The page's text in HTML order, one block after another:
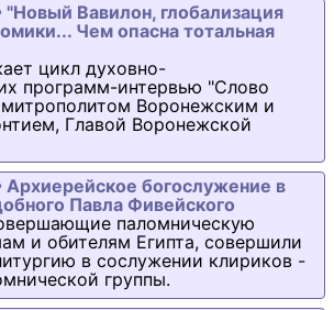
"Новый Вавилон, глобализация
Чем опасна тотальная
цикл духовно-
программ-интервью "Слово
Воронежским и
Главой Воронежской
Архиерейское богослужение в
Павла Фивейского
паломническую
и обителям Египта, совершили
в сослужении клириков -
группы.